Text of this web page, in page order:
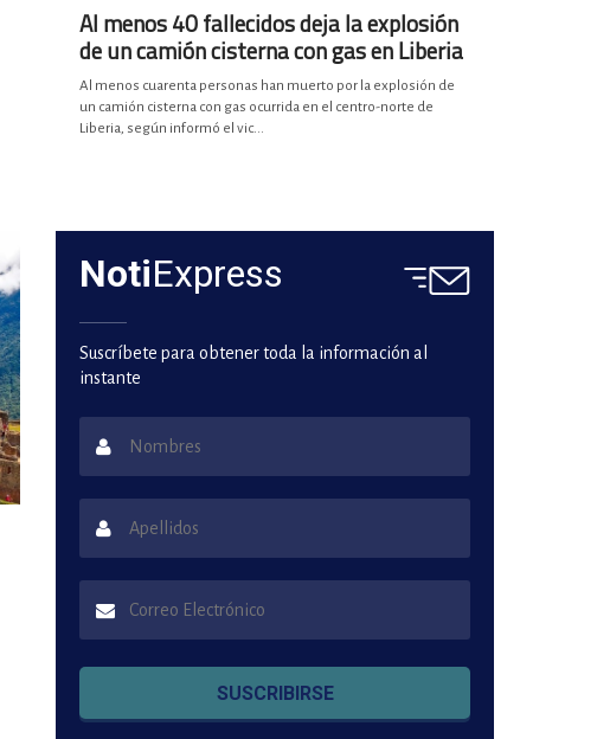
Al menos 40 fallecidos deja la explosión
de un camión cisterna con gas en Liberia
Al menos cuarenta personas han muerto por la explosión de
un camión cisterna con gas ocurrida en el centro-norte de
Liberia, según informó el vic...
NotiExpress
Suscríbete para obtener toda la información al
instante
SUSCRIBIRSE